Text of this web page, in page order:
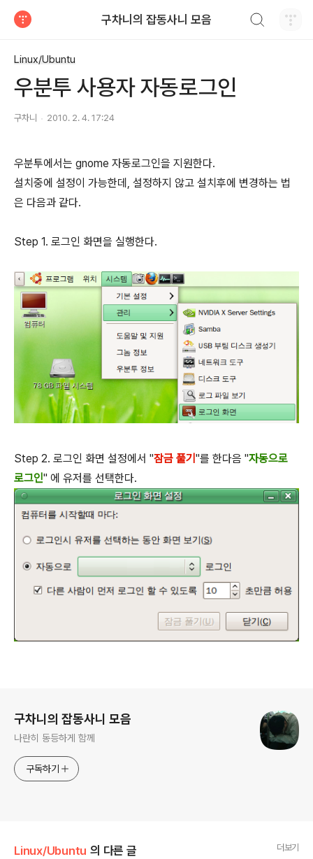
구차니의 잡동사니 모음
Linux/Ubuntu
우분투 사용자 자동로그인
구차니 2010. 2. 4. 17:24
우분투에서는 gnome 자동로그인을 지원한다.
설치중에 설정이 가능한데, 설정하지 않고 설치후에 변경하는 법
은 다음과 같다.
Step 1. 로그인 화면을 실행한다.
Step 2. 로그인 화면 설정에서 "잠금 풀기 "를 한다음 "자동으로
로그인" 에 유저를 선택한다.
구차니의 잡동사니 모음
나란히 동등하게 함께
구독하기
Linux/Ubuntu 의 다른 글 더보기